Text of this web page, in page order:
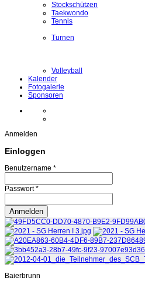
Stockschützen
Taekwondo
Tennis
Turnen
Volleyball
Kalender
Fotogalerie
Sponsoren
Anmelden
Einloggen
Benutzername *
Passwort *
Baierbrunn